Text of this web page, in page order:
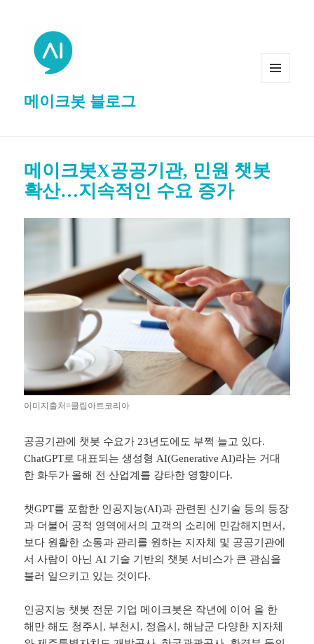
메이크봇 블로그
메이크봇X공공기관, 민원 챗봇
확산…지속적인 수요 증가
이미지출처=클립아트코리아
공공기관에 챗봇 수요가 23년도에도 부쩍 늘고 있다.
ChatGPT로 대표되는 생성형 AI(Generative AI)라는 거대
한 화두가 올해 전 산업계를 강타한 영향이다.
챗GPT를 포함한 인공지능(AI)과 관련된 신기술 등의 등장
과 더불어 공적 영역에서의 고객의 소리에 민감해지면서,
보다 원활한 소통과 관리를 원하는 지자체 및 공공기관에
서 사람이 아닌 AI 기술 기반의 챗봇 서비스가 큰 관심을
불러 일으키고 있는 것이다.
인공지능 챗봇 전문 기업 메이크봇은 작년에 이어 올 한
해만 해도 청주시, 부천시, 정읍시, 해남군 다양한 지자체